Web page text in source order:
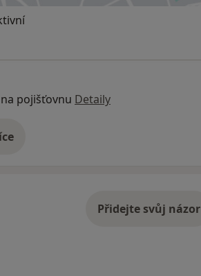
pojišťovnu Detaily
o adrese
Přidejte svůj názor